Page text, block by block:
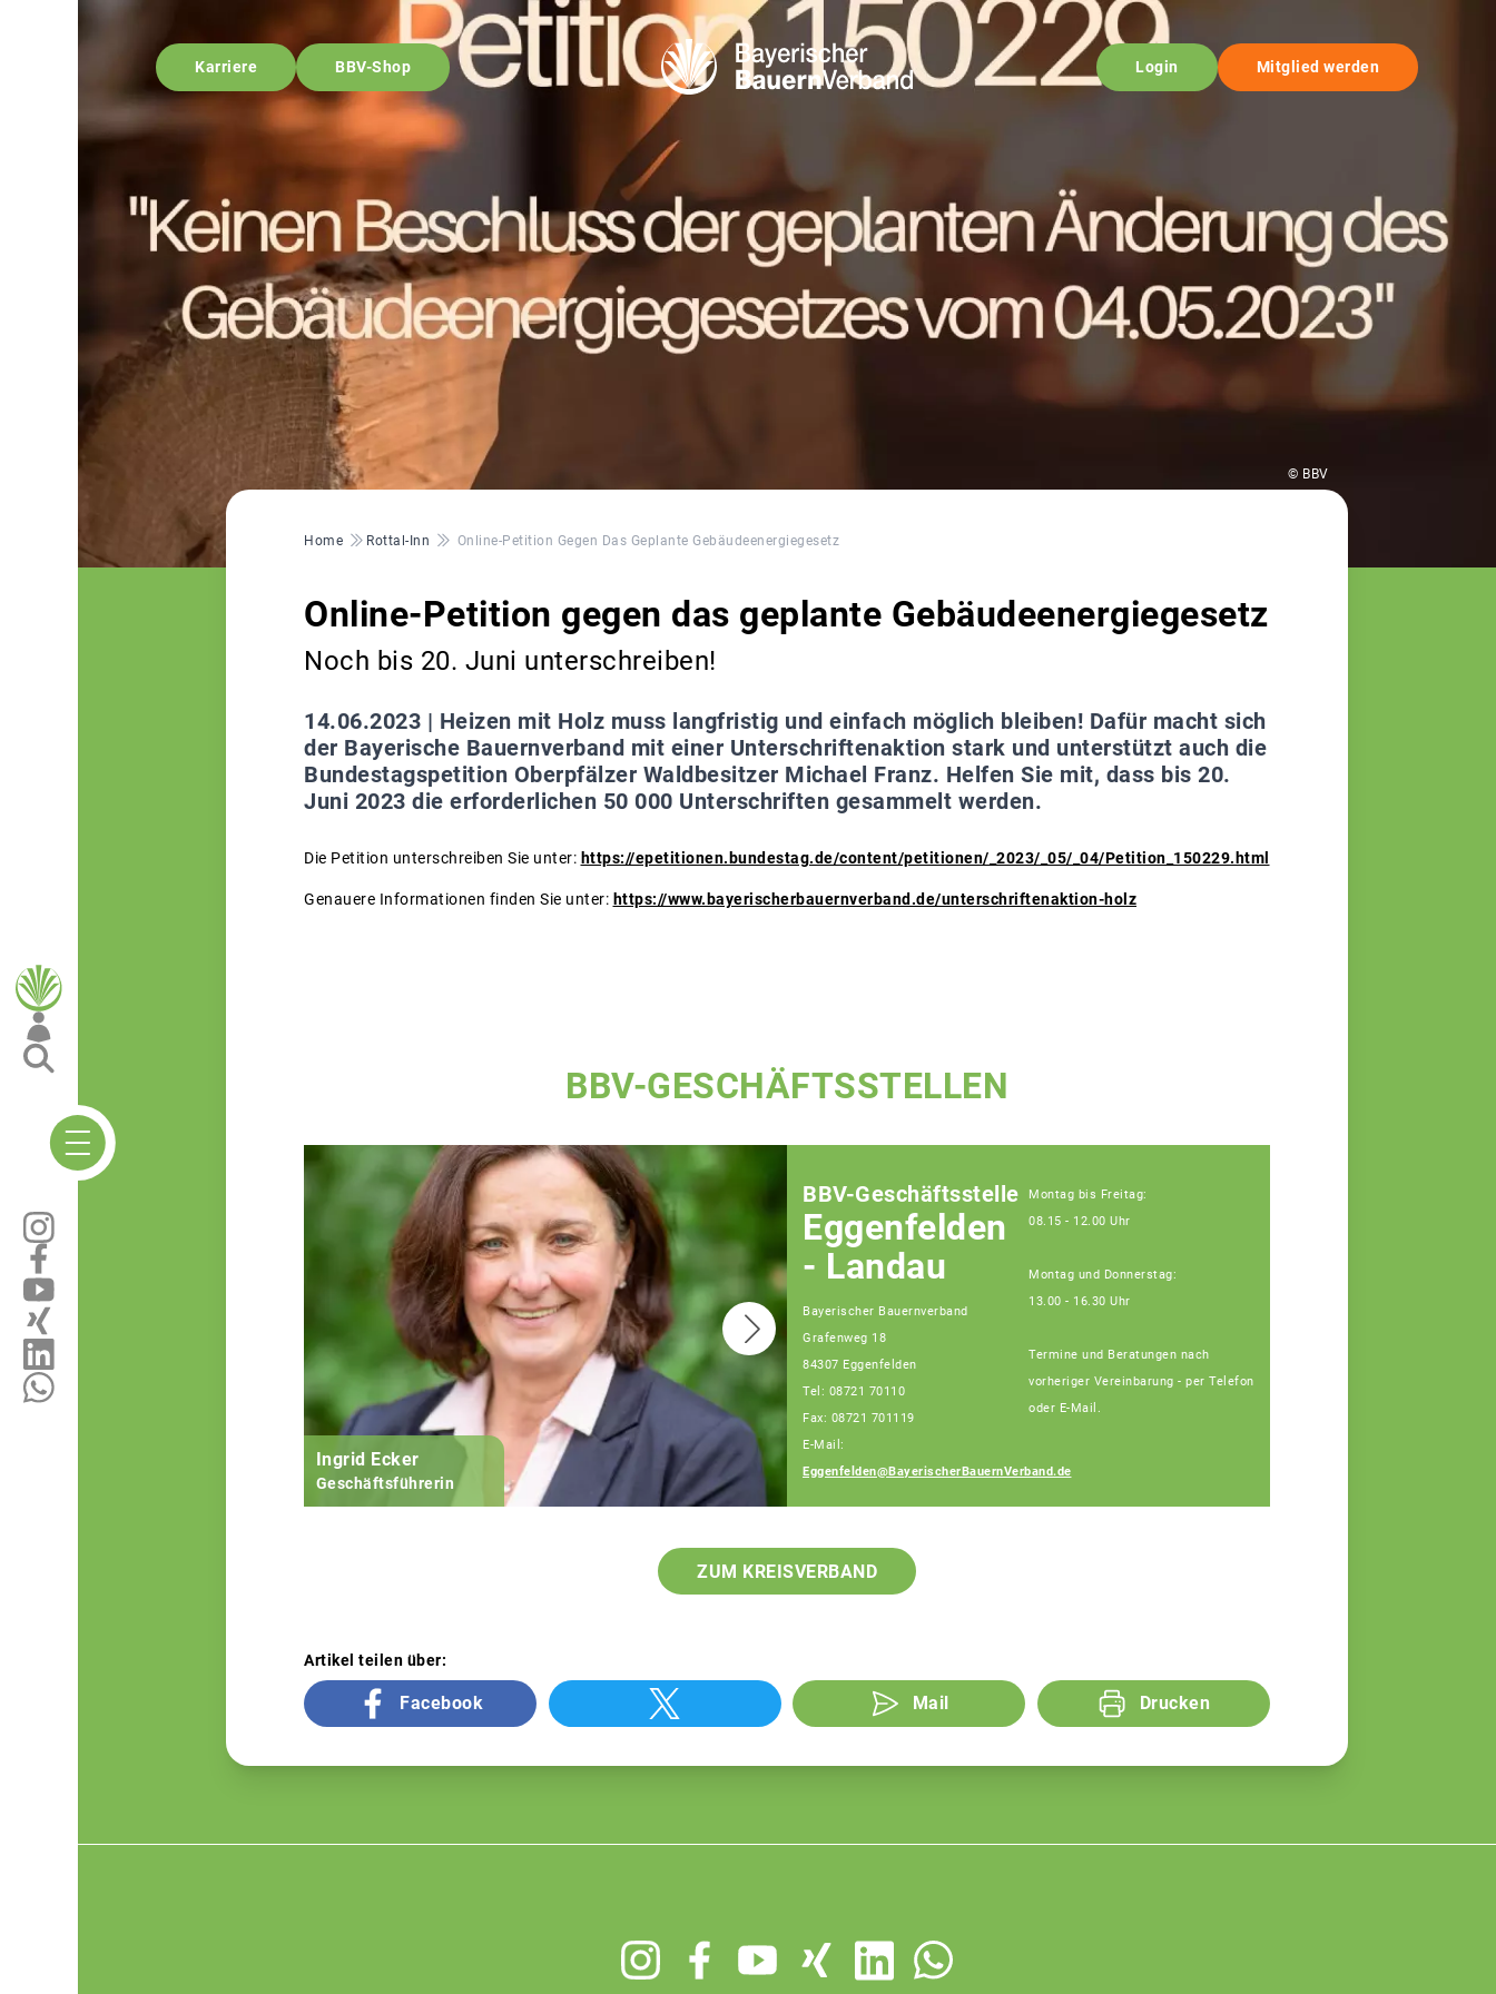
Karriere BBV-Shop Login Mitglied werden
© BBV
Pfadnavigation
Home Rottal-Inn Online-Petition Gegen Das Geplante Gebäudeenergiegesetz
Online-Petition gegen das geplante Gebäudeenergiegesetz
Noch bis 20. Juni unterschreiben!
14.06.2023 | Heizen mit Holz muss langfristig und einfach möglich bleiben! Dafür macht sich
der Bayerische Bauernverband mit einer Unterschriftenaktion stark und unterstützt auch die
Bundestagspetition Oberpfälzer Waldbesitzer Michael Franz. Helfen Sie mit, dass bis 20.
Juni 2023 die erforderlichen 50 000 Unterschriften gesammelt werden.
Die Petition unterschreiben Sie unter: https://epetitionen.bundestag.de/content/petitionen/_2023/_05/_04/Petition_150229.html
Genauere Informationen finden Sie unter: https://www.bayerischerbauernverband.de/unterschriftenaktion-holz
BBV-GESCHÄFTSSTELLEN
Ingrid Ecker
Geschäftsführerin Fachberaterin
BBV-Geschäftsstelle
Eggenfelden
- Landau
Bayerischer Bauernverband
Grafenweg 18
84307 Eggenfelden
Tel: 08721 70110
Fax: 08721 701119
E-Mail:
Eggenfelden@BayerischerBauernVerband.de
Montag bis Freitag:
08.15 - 12.00 Uhr
Montag und Donnerstag:
13.00 - 16.30 Uhr
Termine und Beratungen nach
vorheriger Vereinbarung - per Telefon
oder E-Mail.
ZUM KREISVERBAND
Artikel teilen über:
Facebook Mail Drucken